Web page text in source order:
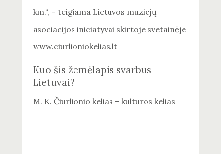
km.“, – teigiama Lietuvos muziejų
asociacijos iniciatyvai skirtoje svetainėje
www.ciurlioniokelias.lt
Kuo šis žemėlapis svarbus
Lietuvai?
M. K. Čiurlionio kelias – kultūros kelias